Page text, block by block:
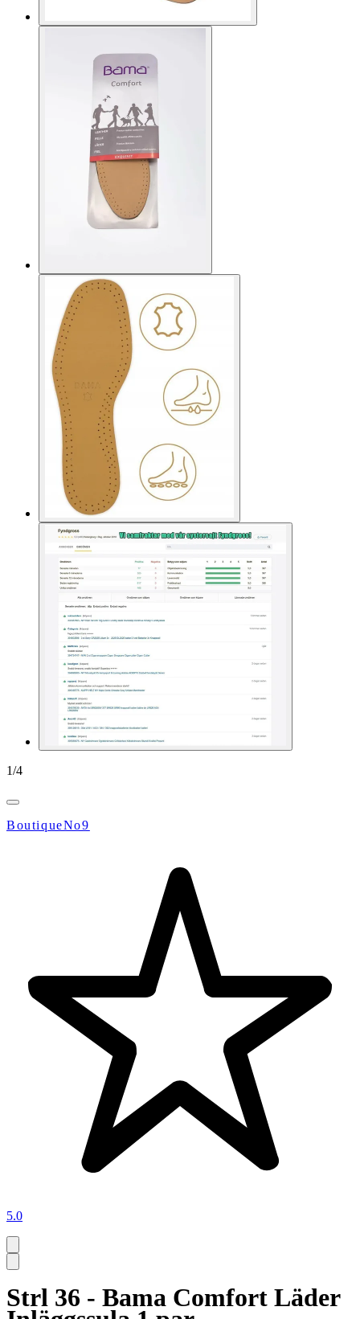
1/4
BoutiqueNo9
5.0
Strl 36 - Bama Comfort Läder